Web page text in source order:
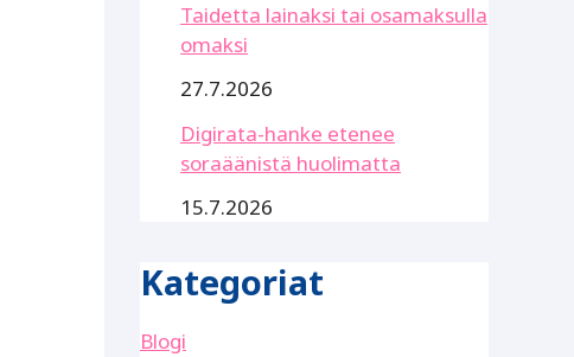
Taidetta lainaksi tai osamaksulla
omaksi
27.7.2026
Digirata-hanke etenee
soraäänistä huolimatta
15.7.2026
Kategoriat
Blogi